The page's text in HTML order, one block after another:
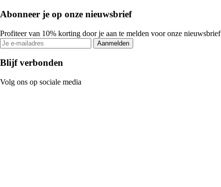
Abonneer je op onze nieuwsbrief
Profiteer van 10% korting door je aan te melden voor onze nieuwsbrief
Aanmelden
Blijf verbonden
Volg ons op sociale media